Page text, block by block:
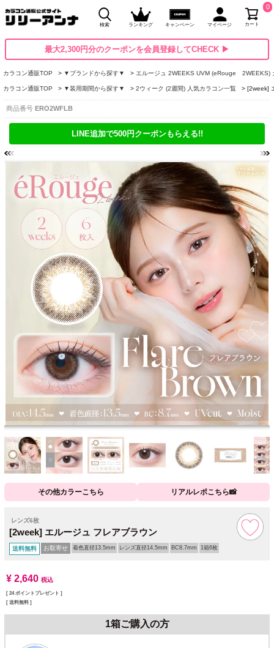
検索 ランキング キャンペーン マイページ カート
0
最大2,300円分のクーポンを会員登録してCHECK ▶
カラコン通販TOP ▼ブランドから探す▼ エルージュ 2WEEKS UVM (eRouge 2WEEKS)
カラコン通販TOP ▼装用期間から探す▼ 2ウィーク (2週間) 人気カラコン一覧 [2week]
商品番号 ERO2WFLB
LINE追加で500円クーポンもらえる!!
その他カラーこちら リアルレポこちら📸
レンズ6枚
[2week] エルージュ フレアブラウン
送料無料 お取寄せ 着色直径13.5mm レンズ直径14.5mm BC8.7mm 1箱6枚
¥ 2,640 税込
[ 24 ポイントプレゼント ]
送料無料
1箱ご購入の方